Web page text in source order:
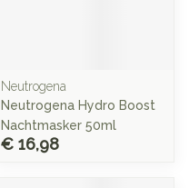
Neutrogena
Neutrogena Hydro Boost
Nachtmasker 50ml
€ 16,98